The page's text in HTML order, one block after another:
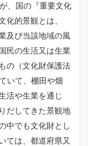
、国の『重要文化
化的景観とは、
及び当該地域の風
民の生活又は生業
の（文化財保護法
いて、棚田や畑
活や生業を通じ
だしてきた景観地
中でも文化財とし
ては、都道府県又